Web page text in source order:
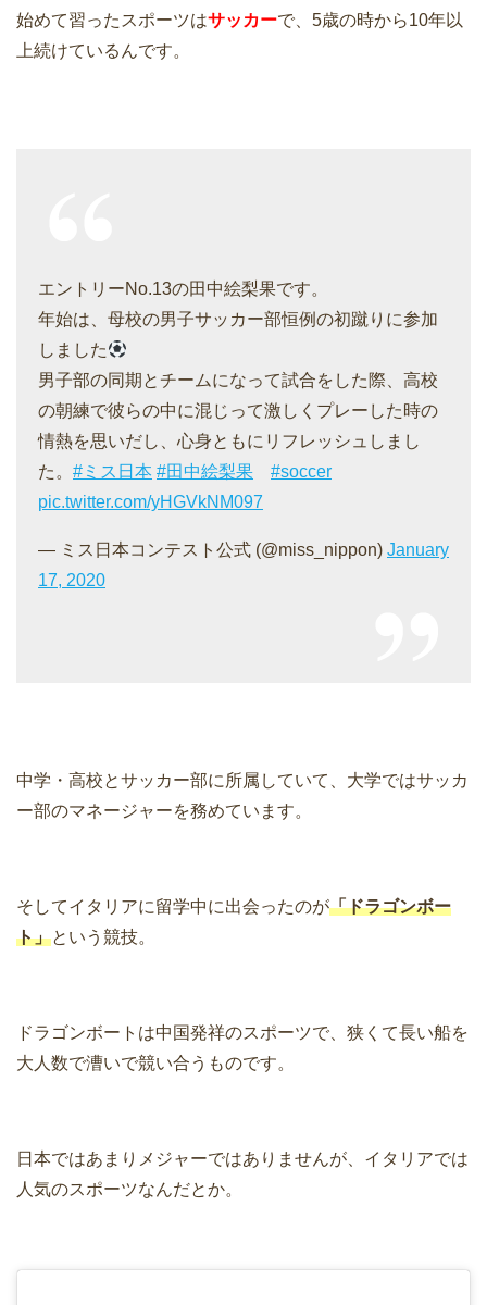
始めて習ったスポーツはサッカーで、5歳の時から10年以
上続けているんです。
エントリーNo.13の田中絵梨果です。
年始は、母校の男子サッカー部恒例の初蹴りに参加
しました
男子部の同期とチームになって試合をした際、高校
の朝練で彼らの中に混じって激しくプレーした時の
情熱を思いだし、心身ともにリフレッシュしまし
た。 #ミス日本 #田中絵梨果
#soccer
pic.twitter.com/yHGVkNM097
— ミス日本コンテスト公式 (@miss_nippon) January
17, 2020
中学・高校とサッカー部に所属していて、大学ではサッカ
ー部のマネージャーを務めています。
そしてイタリアに留学中に出会ったのが「ドラゴンボー
ト」という競技。
ドラゴンボートは中国発祥のスポーツで、狭くて長い船を
大人数で漕いで競い合うものです。
日本ではあまりメジャーではありませんが、イタリアでは
人気のスポーツなんだとか。